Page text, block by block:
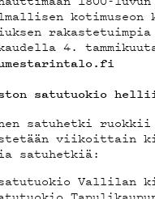
4.
satutuokio
satuhetki
viikoittain
satuhetkiä:
Vallilan